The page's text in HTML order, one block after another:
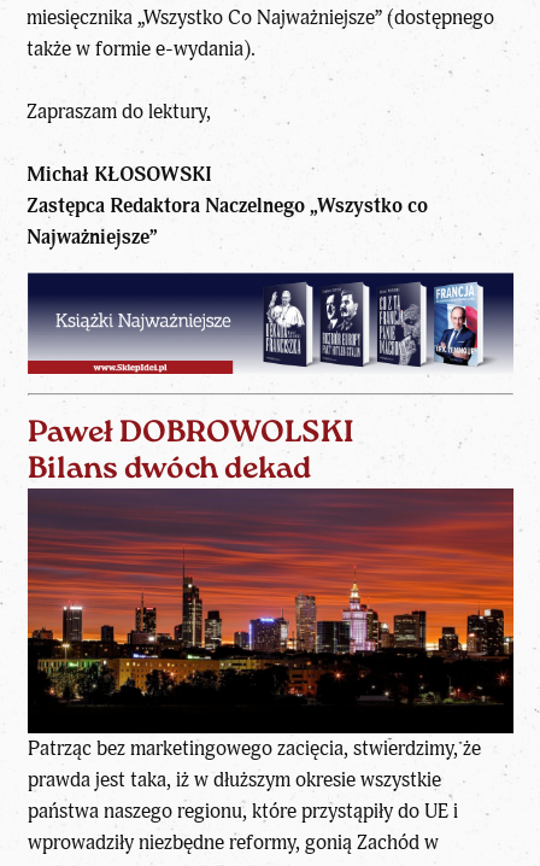
miesięcznika „Wszystko Co Najważniejsze” (dostępnego
także w formie e-wydania).
Zapraszam do lektury,
Michał KŁOSOWSKI
Zastępca Redaktora Naczelnego „Wszystko co
Najważniejsze”
Paweł DOBROWOLSKI
Bilans dwóch dekad
Patrząc bez marketingowego zacięcia, stwierdzimy, że
prawda jest taka, iż w dłuższym okresie wszystkie
państwa naszego regionu, które przystąpiły do UE i
wprowadziły niezbędne reformy, gonią Zachód w